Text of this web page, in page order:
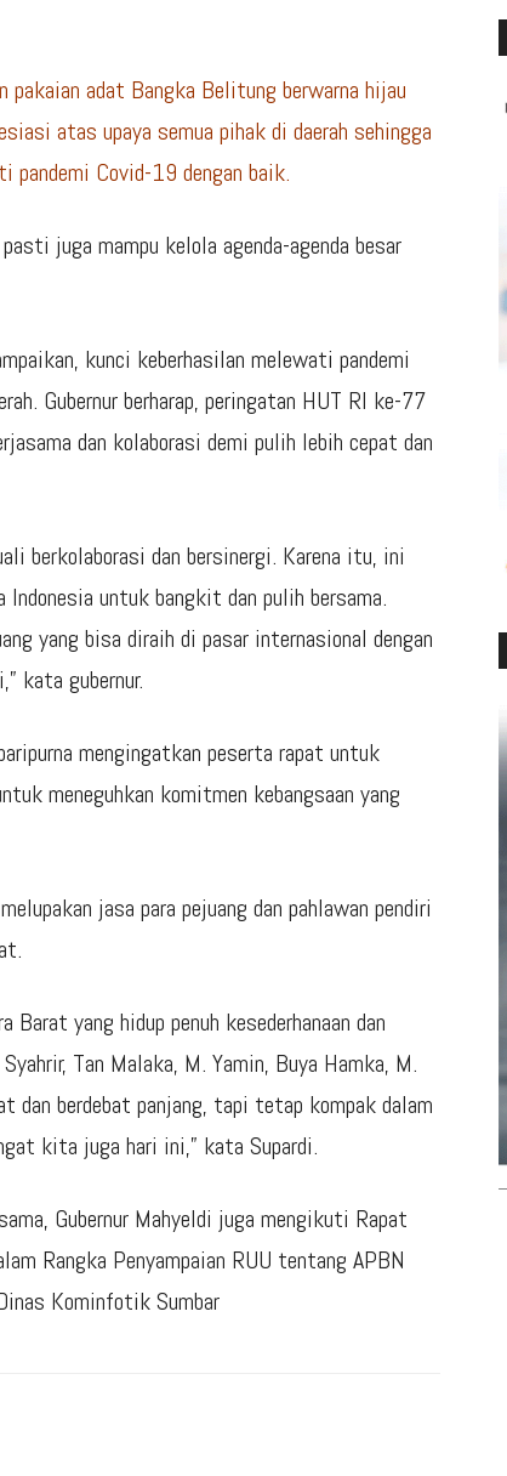
pakaian adat Bangka Belitung berwarna hijau
atas upaya semua pihak di daerah sehingga
pandemi Covid-19 dengan baik.
juga mampu kelola agenda-agenda besar
kunci keberhasilan melewati pandemi
Gubernur berharap, peringatan HUT RI ke-77
dan kolaborasi demi pulih lebih cepat dan
berkolaborasi dan bersinergi. Karena itu, ini
untuk bangkit dan pulih bersama.
yang bisa diraih di pasar internasional dengan
kata gubernur.
mengingatkan peserta rapat untuk
meneguhkan komitmen kebangsaan yang
jasa para pejuang dan pahlawan pendiri
yang hidup penuh kesederhanaan dan
Tan Malaka, M. Yamin, Buya Hamka, M.
dan berdebat panjang, tapi tetap kompak dalam
kita juga hari ini,” kata Supardi.
Gubernur Mahyeldi juga mengikuti Rapat
Rangka Penyampaian RUU tentang APBN
Kominfotik Sumbar